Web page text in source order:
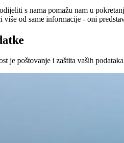
s nama pomažu nam u
više od same informacije - oni
je poštovanje i zaštita vaših